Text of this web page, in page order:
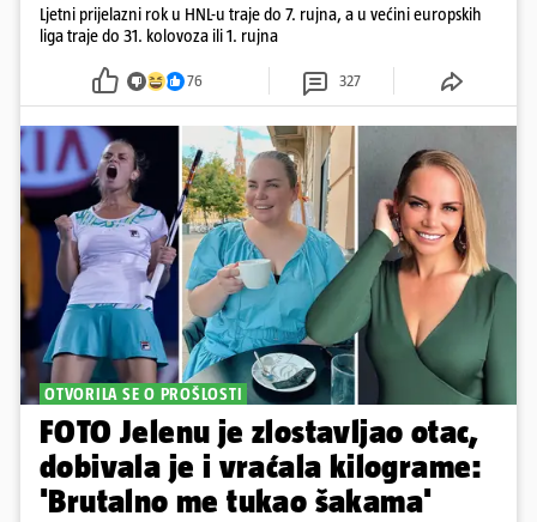
Ljetni prijelazni rok u HNL-u traje do 7. rujna, a u većini europskih
liga traje do 31. kolovoza ili 1. rujna
76 327
OTVORILA SE O PROŠLOSTI
FOTO Jelenu je zlostavljao otac,
dobivala je i vraćala kilograme:
'Brutalno me tukao šakama'